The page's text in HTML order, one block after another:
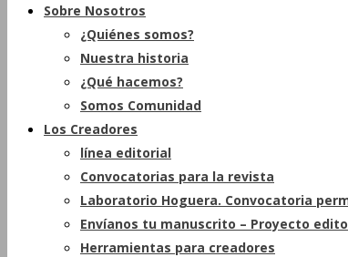
Sobre Nosotros
¿Quiénes somos?
Nuestra historia
¿Qué hacemos?
Somos Comunidad
Los Creadores
línea editorial
Convocatorias para la revista
Laboratorio Hoguera. Convocatoria
Envíanos tu manuscrito – Proyecto
Herramientas para creadores